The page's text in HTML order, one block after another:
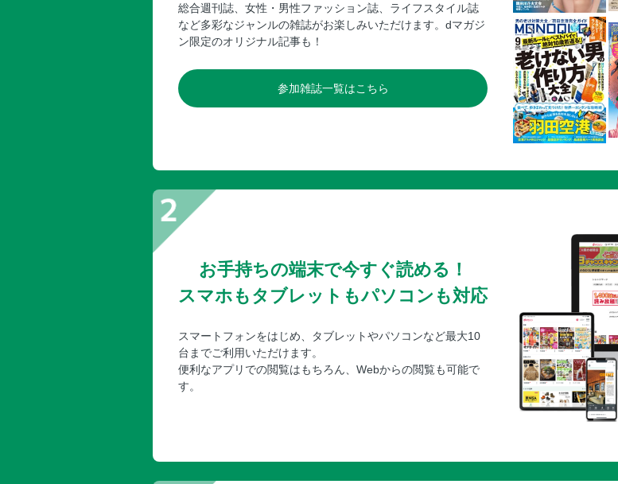
総合週刊誌、女性・男性ファッション誌、ライフスタイル誌
など多彩なジャンルの雑誌がお楽しみいただけます。dマガジ
ン限定のオリジナル記事も！
参加雑誌一覧はこちら
お手持ちの端末で今すぐ読める！
スマホもタブレットもパソコンも対応
スマートフォンをはじめ、タブレットやパソコンなど最大10
台までご利用いただけます。
便利なアプリでの閲覧はもちろん、Webからの閲覧も可能で
す。